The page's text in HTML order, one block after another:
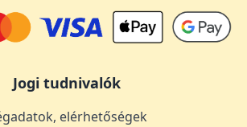
Jogi tudnivalók
elérhetőségek